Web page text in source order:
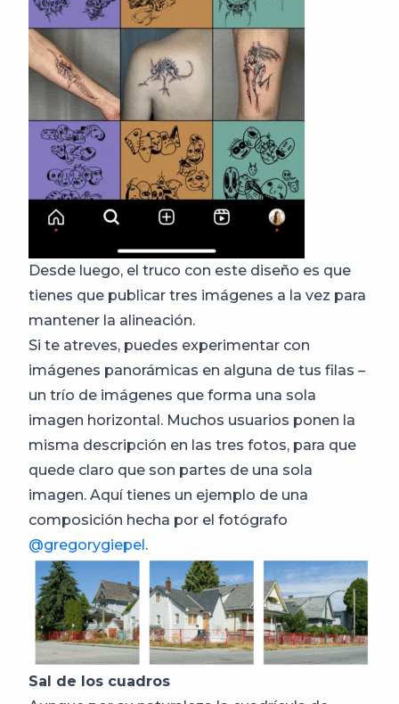
Desde luego, el truco con este diseño es que
tienes que publicar tres imágenes a la vez para
mantener la alineación.
Si te atreves, puedes experimentar con
imágenes panorámicas en alguna de tus filas –
un trío de imágenes que forma una sola
imagen horizontal. Muchos usuarios ponen la
misma descripción en las tres fotos, para que
quede claro que son partes de una sola
imagen. Aquí tienes un ejemplo de una
composición hecha por el fotógrafo
@gregorygiepel.
Sal de los cuadros